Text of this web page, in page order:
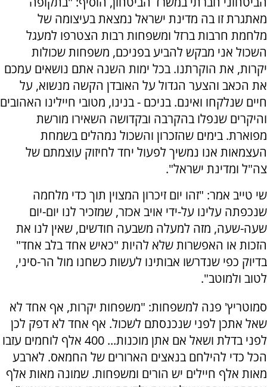
מאתגרת זו בה מדינת ישראל נמצאת בעיצומה של
מלחמת חרבות ברזל ומשפחות רבות הצטרפו למעגל
השכול אני מבקש להביע בפניכם, משפחות שכולות
יקרות, את הוקרתנו. בכל ימות השנה אתם נושאים עמכם
את הכאב והצער הגדול על האובדן הקשה מנשוא, על
חיים שנלקחו ואינם. בניכם - בנינו, מטובי חיילינו האהובים
והיקרים שנפלו בהקרבה ובקדושה השאירו מורשת
מפוארת. בימים שהזכרון והשכול נמהלים בשמחת
העצמאות אנו נמשיך לפעול יחד לחיזוק עוצמתם של
צה"ל ומדינת ישראל".
שי טייב אמר: "זהו יום זיכרון המצוין תוך כדי מלחמה
שנכפתה עלינו על-ידי אויב אכזר, שמזכיר לנו יום-יום
שעה-שעה, מזה למעלה משבעה חודשים, שאין לנו את
הזכות או האפשרות שלא להיות "כאיש אחד בלב אחד"
בדיוק כפי שנדרשו אבותינו לעשות כשחנו מול הר-סיני,
לטוב ולמוטב".
סמוטריץ' פנה למשפחות: "משפחות יקרות, אף אחד לא
שאל אתכן לפני שנכנסתם לשכול. אף אחד לא דפק לכן
לפני בדלת ושאל אם אתן מוכנות... 400 אלף לוחמים עזבו
הכל כדי להילחם בנאצים הארורים של החמאס. לארבע
מאות אלף חיילים יש הורים ומשפחות. שמונה מאות אלף